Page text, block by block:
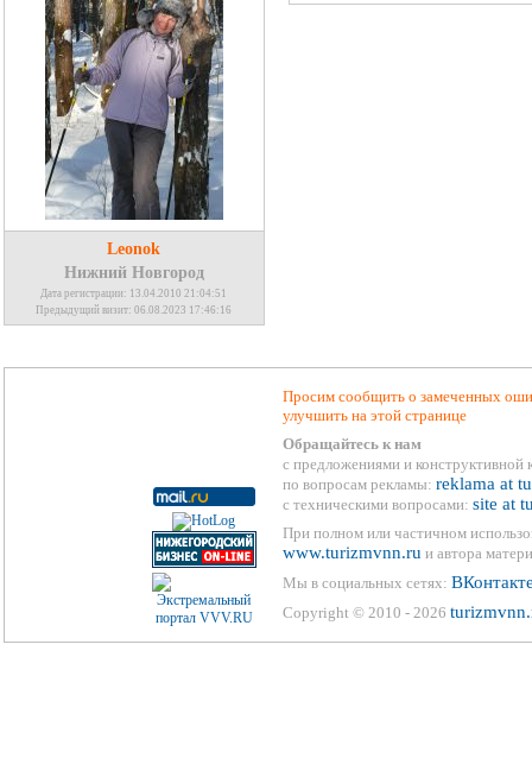
Leonok
Нижний Новгород
Дата регистрации: 13.04.2010 21:04:51
Предыдущий визит: 06.08.2023 17:46:16
Просим сообщить о замеченных
улучшить на этой странице
Обращайтесь к нам
с предложениями и конструктивной
по вопросам рекламы: reklama at
с техническими вопросами: site at
При полном или частичном
www.turizmvnn.ru и автора
Мы в социальных сетях:
Copyright © 2010 - 2026